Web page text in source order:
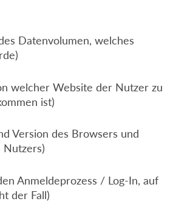
Datenvolumen, welches
welcher Website der Nutzer zu
ist)
Version des Browsers und
Nutzers)
Anmeldeprozess / Log-In, auf
der Fall)